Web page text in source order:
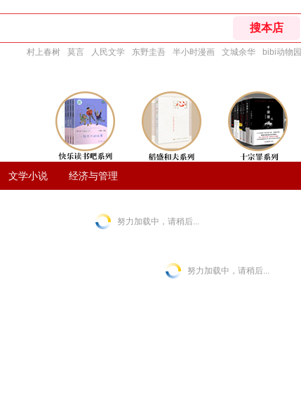
村上春树 莫言 人民文学 东野圭吾 半小时漫画 文城余华 bibi动物园
文学小说 经济与管理
努力加载中，请稍后...
努力加载中，请稍后...